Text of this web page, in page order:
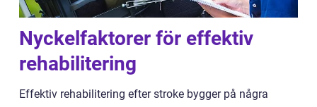
Nyckelfaktorer för effektiv
rehabilitering
Effektiv rehabilitering efter stroke bygger på några